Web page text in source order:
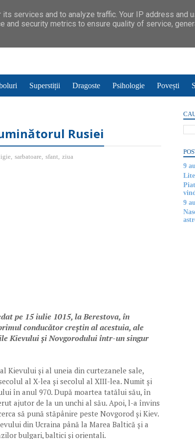
Superstiții Dragoste Psihologie Povești
Rusiei
, sarbatoare, sfant, ziua
pe 15 iulie 1015, la Berestova, în
conducător creștin al acestuia, ale
Kievului și Novgorodului într-un singur
Kievului și al uneia din curtezanele sale,
al X-lea și secolul al XIII-lea. Numit și
în anul 970. După moartea tatălui său, în
ajutor de la un unchi al său. Apoi, l-a învins
să pună stăpânire peste Novgorod și Kiev.
din Ucraina până la Marea Baltică și a
bulgari, baltici și orientali.
9
9
services and to analyze traffic. Your IP address and
and security metrics to ensure quality of service,